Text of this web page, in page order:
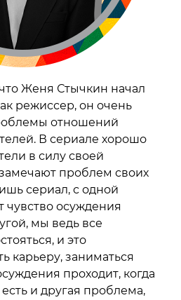
Женя Стычкин начал
режиссер, он очень
отношений
В сериале хорошо
в силу своей
проблем своих
сериал, с одной
чувство осуждения
мы ведь все
и это
карьеру, заниматься
проходит, когда
и другая проблема,